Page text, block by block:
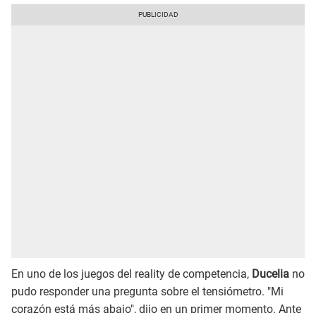
En uno de los juegos del reality de competencia, Ducelia no
pudo responder una pregunta sobre el tensiómetro. "Mi
corazón está más abajo", dijo en un primer momento. Ante